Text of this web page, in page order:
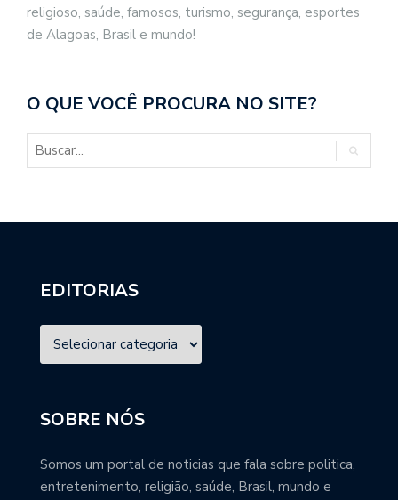
religioso, saúde, famosos, turismo, segurança, esportes
de Alagoas, Brasil e mundo!
O QUE VOCÊ PROCURA NO SITE?
EDITORIAS
SOBRE NÓS
Somos um portal de noticias que fala sobre politica,
entretenimento, religião, saúde, Brasil, mundo e